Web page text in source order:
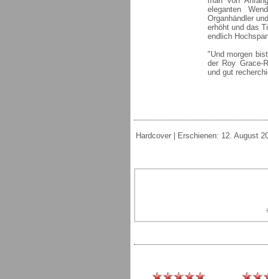
eleganten
Organhändler
erhöht und das
endlich
"Und morgen
der Roy Grace-
und gut
Hardcover | Erschienen: 12. August